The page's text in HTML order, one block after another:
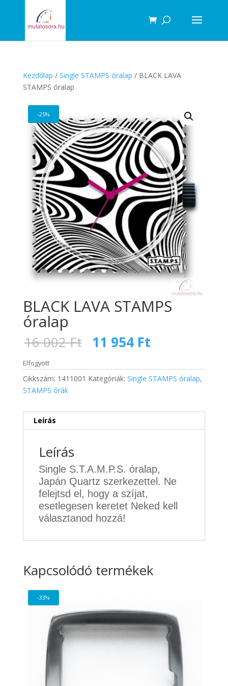
Kezdőlap / Single STAMPS óralap / BLACK LAVA
STAMPS óralap
-25%
BLACK LAVA STAMPS
óralap
16 002Ft Original
price
was:
16
002 Ft.
11 954 Ft
is:
11
Elfogyott
Cikkszám: 1411001 Kategóriák: Single STAMPS óralap,
STAMPS órák
Leírás
Leírás
Single S.T.A.M.P.S. óralap,
Japán Quartz szerkezettel. Ne
felejtsd el, hogy a szíjat,
esetlegesen keretet Neked kell
választanod hozzá!
Kapcsolódó termékek
-33%